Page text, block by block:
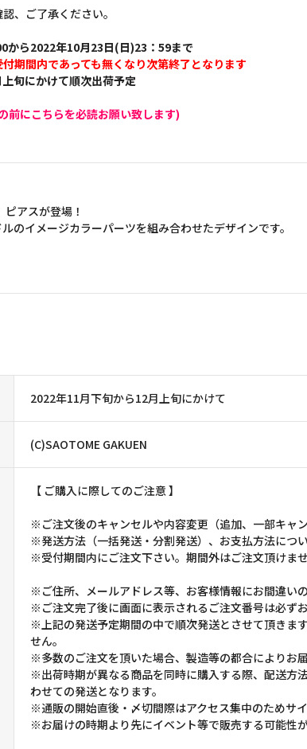
、ご了承ください。
ら2022年10月23日(日)23：59まで
期間内であっても無くなり次第終了となります
旬にかけて順次出荷予定
前にこちらを必読お願い致します)
アスが登場！
のイメージカラーパーツを組み合わせたデザインです。
2022年11月下旬から12月上旬にかけて
(C)SAOTOME GAKUEN
【 ご購入に際してのご注意 】
※ご注文後のキャンセルや内容変更（追加、一部キャ
※発送方法（一括発送・分割発送）、お支払方法につ
※受付期間内にご注文下さい。期間外はご注文頂けませ
※ご住所、メールアドレス等、お客様情報にお間違い
※ご注文完了後に画面に表示されるご注文番号は必ずお
※上記の発送予定期間の中で順次発送とさせて頂きま
せん。
※多数のご注文を頂いた場合、製造等の都合によりお
※出荷時期が異なる商品を同時に購入する際、配送方
わせての発送となります。
※通販の開始直後・〆切間際はアクセス集中のためサ
※お届けの時期より先にイベント等で販売する可能性が